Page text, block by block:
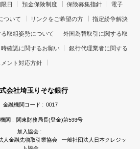
日 預金保険制度 保険募集指針 電子
ついて リンクをご希望の方 指定紛争解決
取組姿勢について 外国為替取引に関する取
時確認に関するお願い 銀行代理業者に関する
ント対応方針
会社埼玉りそな銀行
金融機関コード : 0017
関 : 関東財務局長(登金)第593号
加入協会 :
人金融先物取引業協会 一般社団法人日本クレジッ